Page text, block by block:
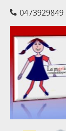
0473929849